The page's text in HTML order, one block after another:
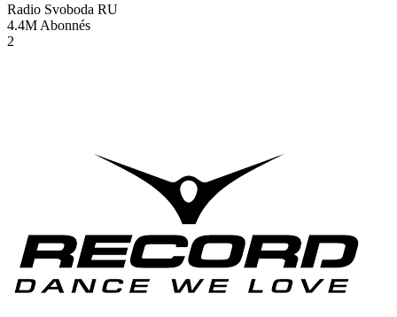
Radio Svoboda RU
4.4M Abonnés
2